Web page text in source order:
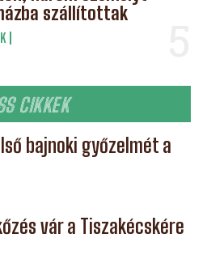
szállítottak
CIKKEK
bajnoki győzelmét a
vár a Tiszakécskére